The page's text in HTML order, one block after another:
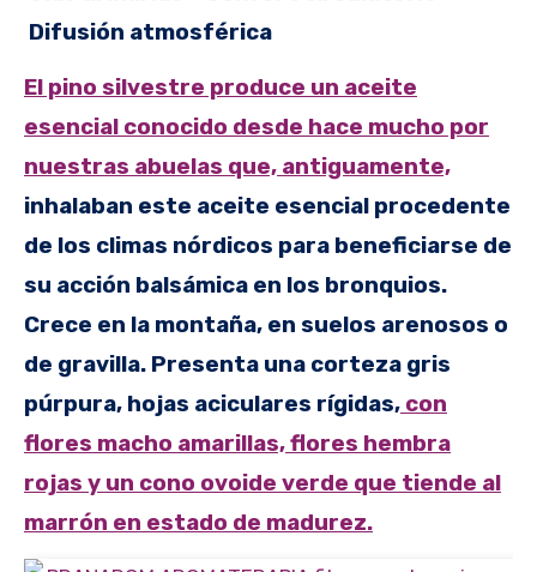
Difusión atmosférica
El pino silvestre produce un aceite
esencial conocido desde hace mucho por
nuestras abuelas que, antiguamente,
inhalaban este aceite esencial procedente
de los climas nórdicos para beneficiarse de
su acción balsámica en los bronquios.
Crece en la montaña, en suelos arenosos o
de gravilla. Presenta una corteza gris
púrpura, hojas aciculares rígidas, con
flores macho amarillas, flores hembra
rojas y un cono ovoide verde que tiende al
marrón en estado de madurez.